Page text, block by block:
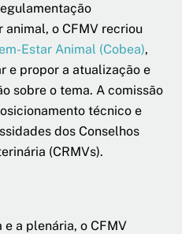
o CFMV recriou
Estar Animal (Cobea),
e propor a atualização e
sobre o tema. A comissão
técnico e
dos Conselhos
(CRMVs).
a plenária, o CFMV